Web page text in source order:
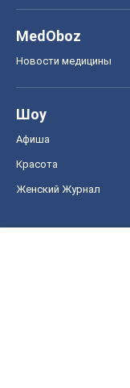
MedOboz
Новости медицины
Шоу
Афиша
Красота
Женский Журнал